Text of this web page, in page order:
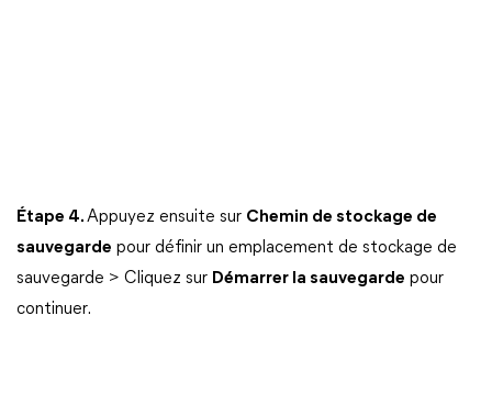
Étape 4.Appuyez ensuite sur Chemin de stockage de
sauvegarde pour définir un emplacement de stockage de
sauvegarde > Cliquez sur Démarrer la sauvegarde pour
continuer.